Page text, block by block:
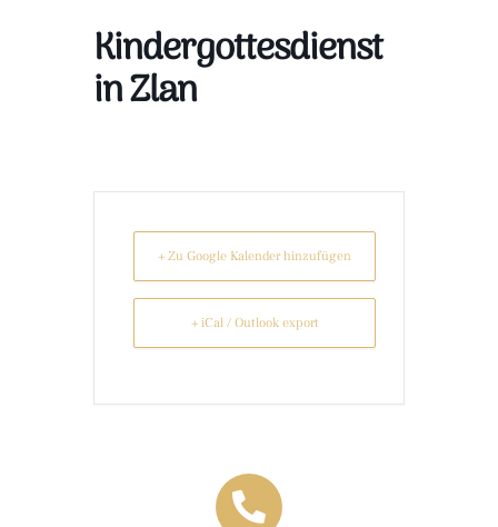
Kindergottesdienst
in Zlan
+ Zu Google Kalender hinzufügen
+ iCal / Outlook export